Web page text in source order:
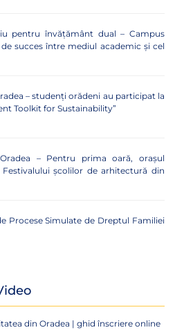
pentru învățământ dual – Campus
succes între mediul academic și cel
– studenți orădeni au participat la
Toolkit for Sustainability”
– Pentru prima oară, orașul
școlilor de arhitectură din
Procese Simulate de Dreptul Familiei
din Oradea | ghid înscriere online